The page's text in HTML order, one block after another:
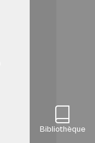
Bibliothèque